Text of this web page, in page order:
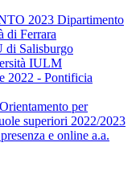
2023 Dipartimento
di Ferrara
di Salisburgo
IULM
2022 - Pontificia
per
superiori 2022/2023
e online a.a.